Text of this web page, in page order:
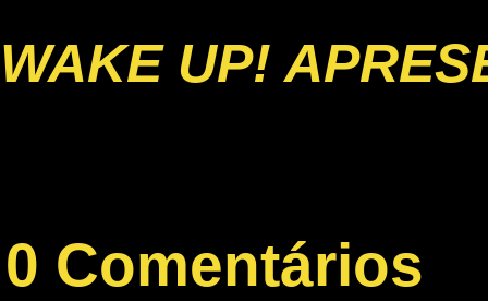
WAKE UP!
0 Comentários